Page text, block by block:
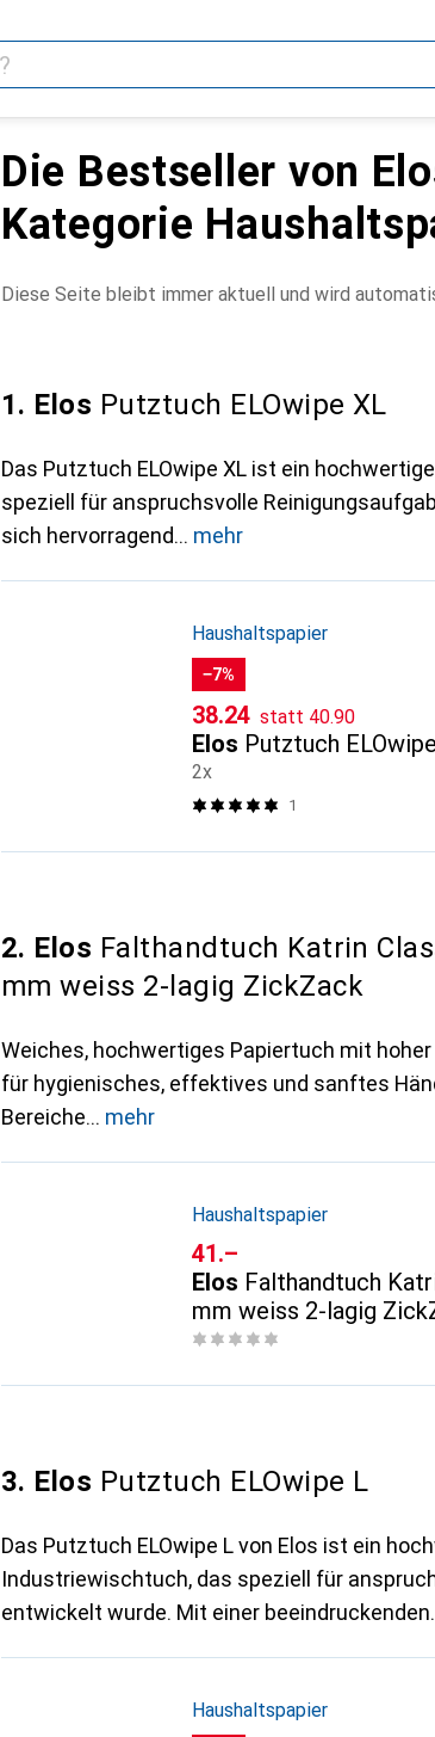
Die Bestseller von
Kategorie
Diese Seite bleibt immer aktuell und wird
1. Elos Putztuch ELOwipe XL
Das Putztuch ELOwipe XL ist ein
speziell für anspruchsvolle
sich hervorragend
mehr
Haushaltspapier
−7%
CHF
38.24 statt CHF
40.90
Elos Putztuch
2x
1
2. Elos Falthandtuch Katrin
mm weiss 2-lagig ZickZack
Weiches, hochwertiges Papiertuch mit
für hygienisches, effektives und sanftes
Bereiche
mehr
Haushaltspapier
CHF
41.–
Elos Falthandtuch
mm weiss 2-lagig
3. Elos Putztuch ELOwipe L
Das Putztuch ELOwipe L von Elos ist ein
Industriewischtuch, das speziell für
entwickelt wurde. Mit einer beeindruckenden
Haushaltspapier